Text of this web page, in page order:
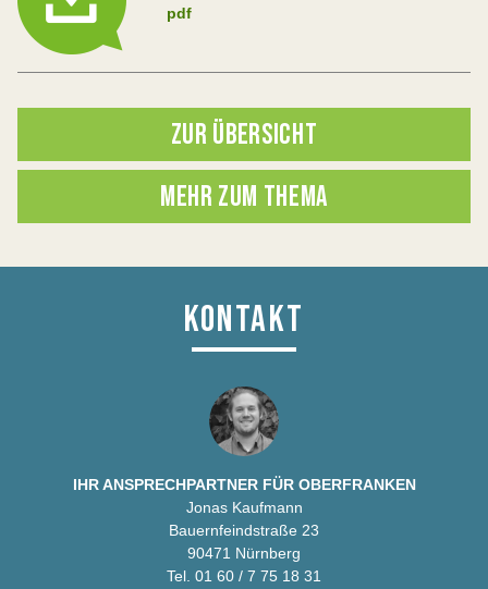
pdf
ZUR ÜBERSICHT
MEHR ZUM THEMA
KONTAKT
IHR ANSPRECHPARTNER FÜR OBERFRANKEN
Jonas Kaufmann
Bauernfeindstraße 23
90471 Nürnberg
Tel. 01 60 / 7 75 18 31